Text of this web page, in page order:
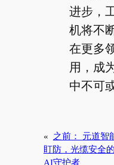
进步，
机将不
在更多
用，成
中不可
«
之前： 元道智
盯防，光缆安全的
AI守护者